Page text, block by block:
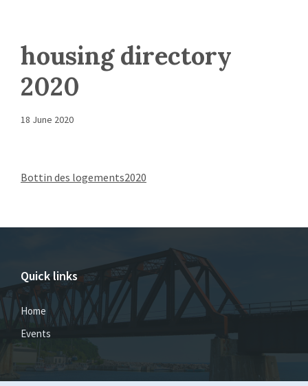
housing directory
2020
18 June 2020
Bottin des logements2020
Quick links
Home
Events